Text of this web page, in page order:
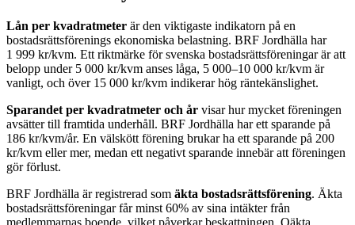
Lån per kvadratmeter är den viktigaste indikatorn på en
bostadsrättsförenings ekonomiska belastning. BRF Jordhälla har
1 999 kr/kvm. Ett riktmärke för svenska bostadsrättsföreningar är att
belopp under 5 000 kr/kvm anses låga, 5 000–10 000 kr/kvm är
vanligt, och över 15 000 kr/kvm indikerar hög räntekänslighet.
Sparandet per kvadratmeter och år visar hur mycket föreningen
avsätter till framtida underhåll. BRF Jordhälla har ett sparande på
186 kr/kvm/år. En välskött förening brukar ha ett sparande på 200
kr/kvm eller mer, medan ett negativt sparande innebär att föreningen
gör förlust.
BRF Jordhälla är registrerad som äkta bostadsrättsförening. Äkta
bostadsrättsföreningar får minst 60% av sina intäkter från
medlemmarnas boende, vilket påverkar beskattningen. Oäkta